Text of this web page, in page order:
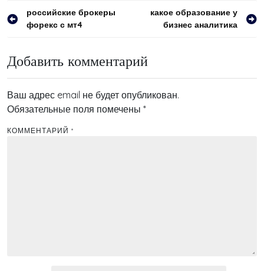
Навигация
российские брокеры
форекс с мт4
какое образование у
бизнес аналитика
Добавить комментарий
Ваш адрес email не будет опубликован.
Обязательные поля помечены *
КОММЕНТАРИЙ *